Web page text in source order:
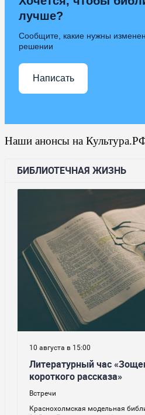
лучше?
Сообщите, какие нужны
решении
Написать
Наши анонсы на